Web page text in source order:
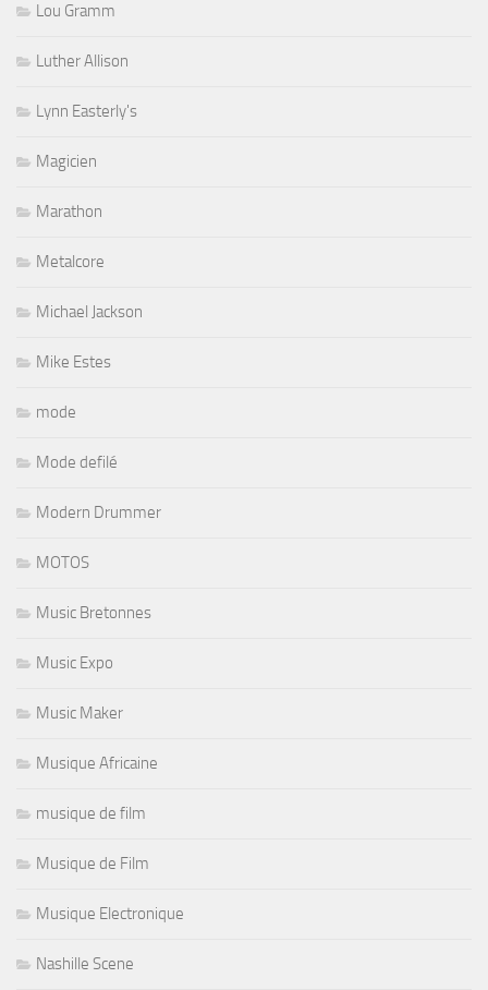
Lou Gramm
Luther Allison
Lynn Easterly's
Magicien
Marathon
Metalcore
Michael Jackson
Mike Estes
mode
Mode defilé
Modern Drummer
MOTOS
Music Bretonnes
Music Expo
Music Maker
Musique Africaine
musique de film
Musique de Film
Musique Electronique
Nashille Scene